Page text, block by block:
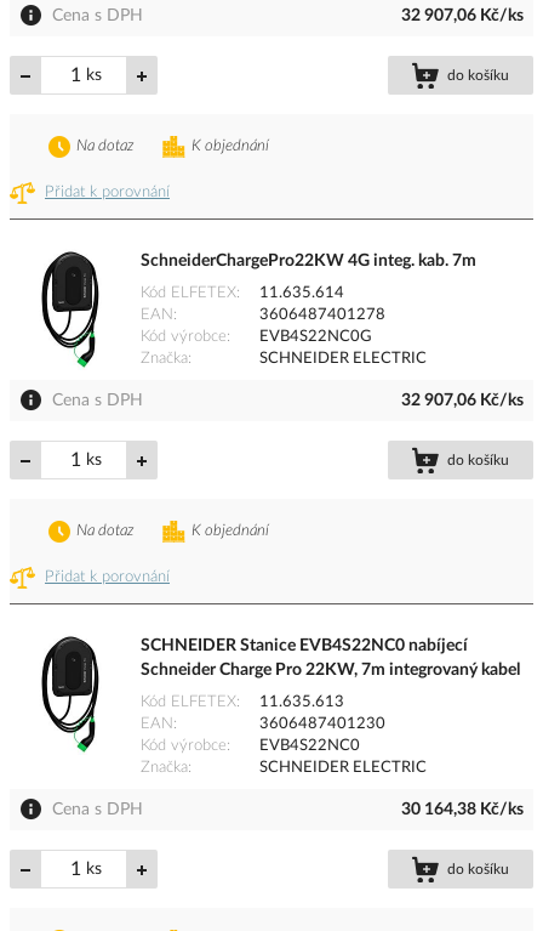
Cena s DPH 32 907,06 Kč/ks
ks do košíku
Přidat k porovnání
K objednání
Na dotaz
SchneiderChargePro22KW 4G integ. kab. 7m
Kód ELFETEX
11.635.614
EAN
3606487401278
Kód výrobce
EVB4S22NC0G
Značka
SCHNEIDER ELECTRIC
Cena s DPH 32 907,06 Kč/ks
ks do košíku
Přidat k porovnání
K objednání
Na dotaz
SCHNEIDER Stanice EVB4S22NC0 nabíjecí
Schneider Charge Pro 22KW, 7m integrovaný kabel
Kód ELFETEX
11.635.613
EAN
3606487401230
Kód výrobce
EVB4S22NC0
Značka
SCHNEIDER ELECTRIC
Cena s DPH 30 164,38 Kč/ks
ks do košíku